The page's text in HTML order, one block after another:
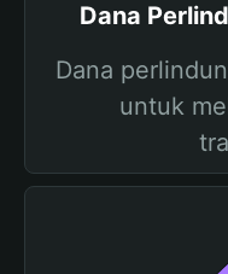
Dana
Dana
untuk